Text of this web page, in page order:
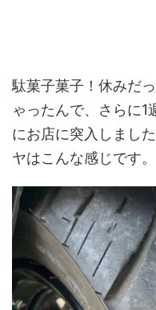
駄菓子菓子！休みだ
ゃったんで、さらに1
にお店に突入しまし
ヤはこんな感じです。